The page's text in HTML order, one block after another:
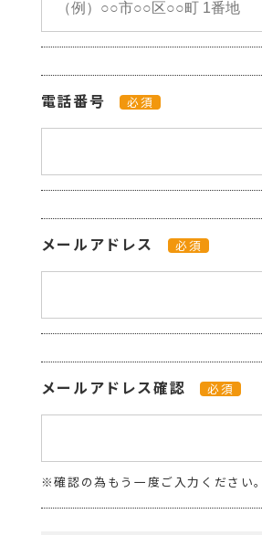
電話番号 必須
メールアドレス 必須
メールアドレス確認 必須
※確認の為もう一度ご入力ください。